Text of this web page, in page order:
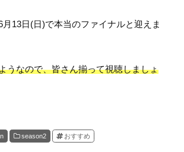
13日(日)で本当のファイナルと迎えま
うなので、皆さん揃って視聴しましょ
season2 おすすめ